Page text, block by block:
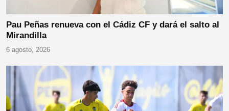
Pau Peñas renueva con el Cádiz CF y dará el salto al
Mirandilla
6 agosto, 2026